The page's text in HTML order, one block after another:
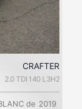
CRAFTER
2.0 TDI 140 L3H2
de 2019